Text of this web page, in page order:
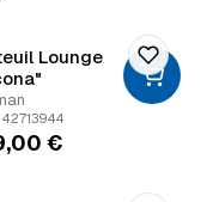
Lounge
42713944
€